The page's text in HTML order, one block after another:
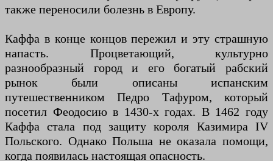
также переносили болезнь в Европу.
Каффа в конце концов пережил и эту страшную
напасть. Процветающий, культурно
разнообразный город и его богатый рабский
рынок были описаны испанским
путешественником Педро Тафуром, который
посетил Феодосию в 1430-х годах. В 1462 году
Каффа стала под защиту короля Казимира IV
Польского. Однако Польша не оказала помощи,
когда появилась настоящая опасность.